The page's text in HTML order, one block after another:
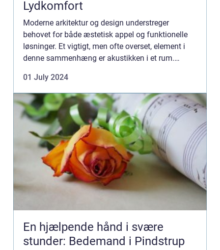
Lydkomfort
Moderne arkitektur og design understreger
behovet for både æstetisk appel og funktionelle
løsninger. Et vigtigt, men ofte overset, element i
denne sammenhæng er akustikken i et rum.
01 July 2024
En hjælpende hånd i svære
stunder: Bedemand i Pindstrup